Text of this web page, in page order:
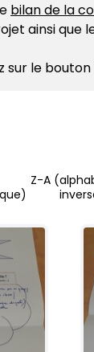
bilan de la
ainsi que
le
Z-A